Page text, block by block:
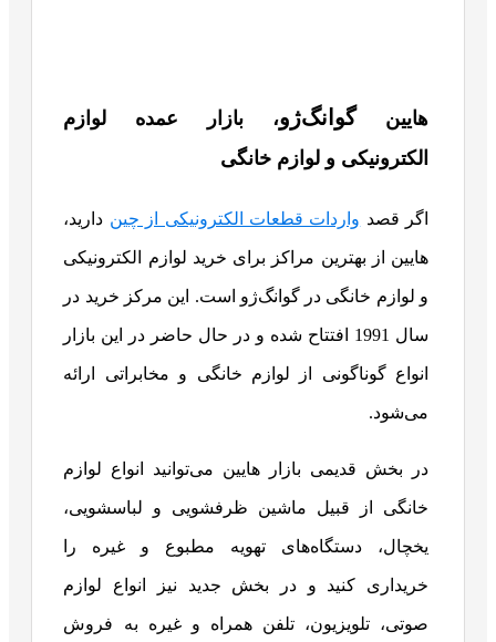
هایین گوانگ‌ژو، بازار عمده لوازم
الکترونیکی و لوازم خانگی
اگر قصد واردات قطعات الکترونیکی از چین دارید،
هایین از بهترین مراکز برای خرید لوازم الکترونیکی
و لوازم خانگی در گوانگ‌ژو است. این مرکز خرید در
سال 1991 افتتاح شده و در حال حاضر در این بازار
انواع گوناگونی از لوازم خانگی و مخابراتی ارائه
می‌شود.
در بخش قدیمی بازار هایین می‌توانید انواع لوازم
خانگی از قبیل ماشین ظرفشویی و لباسشویی،
یخچال، دستگاه‌های تهویه مطبوع و غیره را
خریداری کنید و در بخش جدید نیز انواع لوازم
صوتی، تلویزیون، تلفن همراه و غیره به فروش